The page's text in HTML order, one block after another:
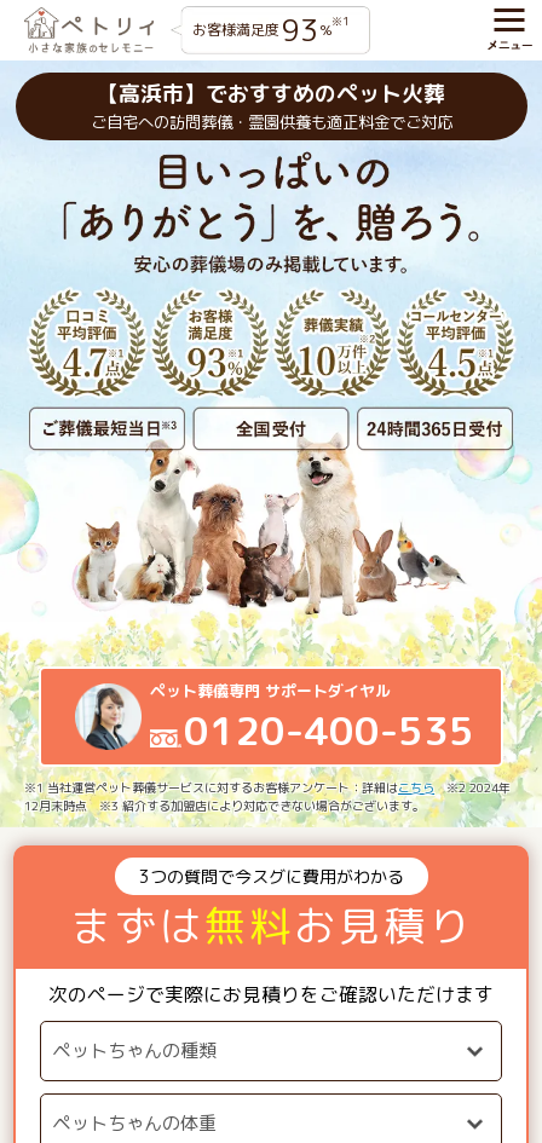
お客様満足度 93 %※1
【高浜市】でおすすめのペット火葬
ご自宅への訪問葬儀・霊園供養も適正料金でご対応
ペット葬儀専門 サポートダイヤル
0120-400-535
※1 当社運営ペット葬儀サービスに対するお客様アンケート：詳細はこちら ※2 2024年
12月末時点 ※3 紹介する加盟店により対応できない場合がございます。
3つの質問で今スグに費用がわかる
まずは無料お見積り
次のページで実際にお見積りをご確認いただけます